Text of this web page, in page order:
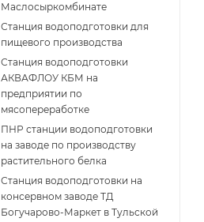
Маслосыркомбинате
Станция водоподготовки для
пищевого производства
Станция водоподготовки
АКВАФЛОУ КБМ на
предприятии по
мясопереработке
ПНР станции водоподготовки
на заводе по производству
растительного белка
Станция водоподготовки на
консервном заводе ТД
Богучарово-Маркет в Тульской